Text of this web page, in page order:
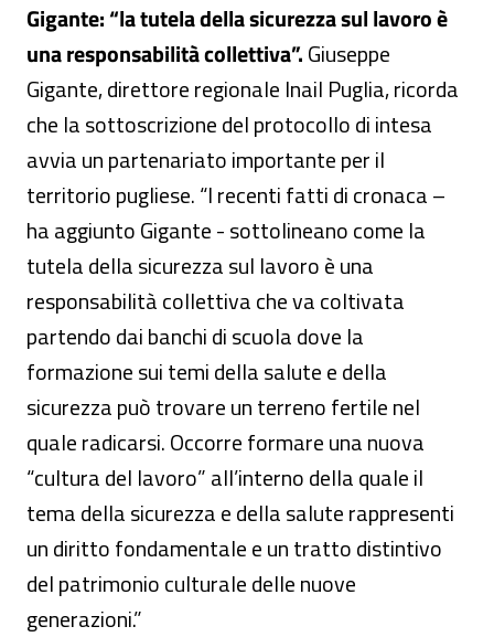
Gigante: “la tutela della sicurezza sul lavoro è
una responsabilità collettiva”.Giuseppe
Gigante, direttore regionale Inail Puglia, ricorda
che la sottoscrizione del protocollo di intesa
avvia un partenariato importante per il
territorio pugliese. “I recenti fatti di cronaca –
ha aggiunto Gigante - sottolineano come la
tutela della sicurezza sul lavoro è una
responsabilità collettiva che va coltivata
partendo dai banchi di scuola dove la
formazione sui temi della salute e della
sicurezza può trovare un terreno fertile nel
quale radicarsi. Occorre formare una nuova
“cultura del lavoro” all’interno della quale il
tema della sicurezza e della salute rappresenti
un diritto fondamentale e un tratto distintivo
del patrimonio culturale delle nuove
generazioni.”